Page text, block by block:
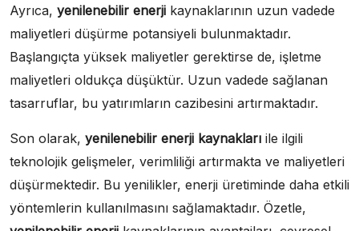
Ayrıca, yenilenebilir enerji kaynaklarının uzun vadede
maliyetleri düşürme potansiyeli bulunmaktadır.
Başlangıçta yüksek maliyetler gerektirse de, işletme
maliyetleri oldukça düşüktür. Uzun vadede sağlanan
tasarruflar, bu yatırımların cazibesini artırmaktadır.
Son olarak, yenilenebilir enerji kaynakları ile ilgili
teknolojik gelişmeler, verimliliği artırmakta ve maliyetleri
düşürmektedir. Bu yenilikler, enerji üretiminde daha etkili
yöntemlerin kullanılmasını sağlamaktadır. Özetle,